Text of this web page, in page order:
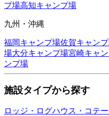
プ場高知キャンプ場
九州・沖縄
福岡キャンプ場佐賀キャン
場大分キャンプ場宮崎キャ
ンプ場
施設タイプから探す
ロッジ・ログハウス・コテ